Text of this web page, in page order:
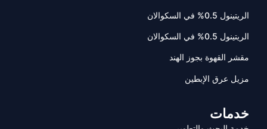
الريتينول 0.5% في السكوالان
الريتينول 0.5% في السكوالان
مقشر القهوة بجوز الهند
مزيل عرق الإبطين
خدمات